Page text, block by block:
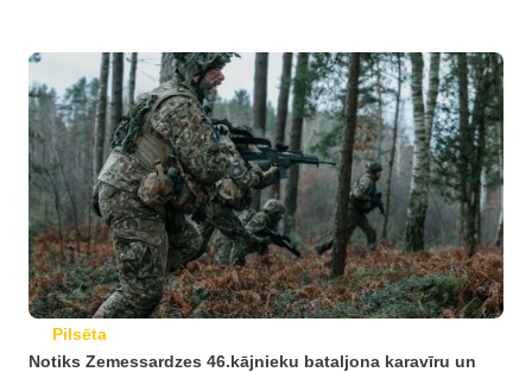
Pilsēta
Notiks Zemessardzes 46.kājnieku bataljona karavīru un